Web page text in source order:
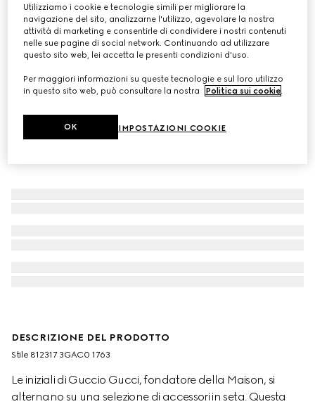
Variantegrigio
DESCRIZIONE DEL PRODOTTO
Stile ‎812317 3GAC0 1763
Le iniziali di Guccio Gucci, fondatore della Maison, si
alternano su una selezione di accessori in seta. Questa
Utilizziamo i cookie e tecnologie simili per migliorare la
navigazione del sito, analizzarne l'utilizzo, agevolare la nostra
attività di marketing e consentirle di condividere i nostri contenuti
nelle sue pagine di social network. Continuando ad utilizzare
questo sito web, lei accetta le presenti condizioni d'uso.
Per maggiori informazioni su queste tecnologie e sul loro utilizzo
in questo sito web, può consultare la nostra
Politica sui cookie.
IMPOSTAZIONI COOKIE
OK